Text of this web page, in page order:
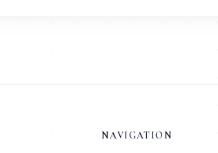
NAVIGATION